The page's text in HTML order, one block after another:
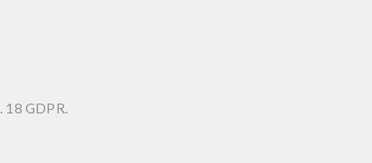
18 GDPR.